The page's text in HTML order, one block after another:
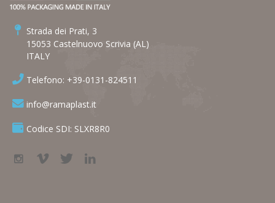
Strada dei Prati, 3
15053 Castelnuovo Scrivia (AL)
ITALY
Telefono: +39-0131-824511
info@ramaplast.it
Codice SDI: SLXR8R0